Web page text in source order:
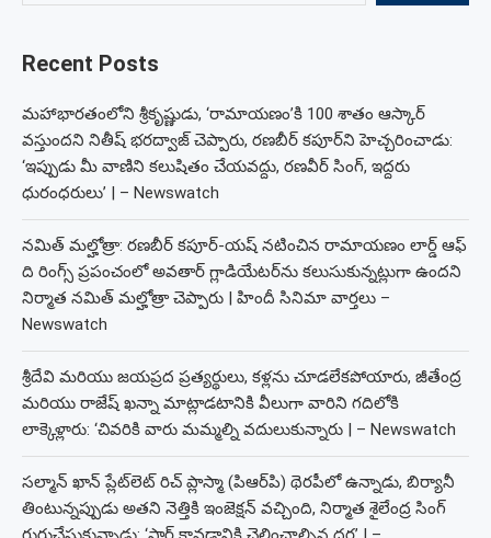
Recent Posts
మహాభారతంలోని శ్రీకృష్ణుడు, ‘రామాయణం’కి 100 శాతం ఆస్కార్
వస్తుందని నితీష్ భరద్వాజ్ చెప్పారు, రణబీర్ కపూర్‌ని హెచ్చరించాడు:
‘ఇప్పుడు మీ వాణిని కలుషితం చేయవద్దు, రణవీర్ సింగ్, ఇద్దరు
ధురంధరులు’ | – Newswatch
నమిత్ మల్హోత్రా: రణబీర్ కపూర్-యష్ నటించిన రామాయణం లార్డ్ ఆఫ్
ది రింగ్స్ ప్రపంచంలో అవతార్ గ్లాడియేటర్‌ను కలుసుకున్నట్లుగా ఉందని
నిర్మాత నమిత్ మల్హోత్రా చెప్పారు | హిందీ సినిమా వార్తలు –
Newswatch
శ్రీదేవి మరియు జయప్రద ప్రత్యర్థులు, కళ్లను చూడలేకపోయారు, జీతేంద్ర
మరియు రాజేష్ ఖన్నా మాట్లాడటానికి వీలుగా వారిని గదిలోకి
లాక్కెళ్లారు: ‘చివరికి వారు మమ్మల్ని వదులుకున్నారు | – Newswatch
సల్మాన్ ఖాన్ ప్లేట్‌లెట్ రిచ్ ప్లాస్మా (పిఆర్‌పి) థెరపీలో ఉన్నాడు, బిర్యానీ
తింటున్నప్పుడు అతని నెత్తికి ఇంజెక్షన్ వచ్చింది, నిర్మాత శైలేంద్ర సింగ్